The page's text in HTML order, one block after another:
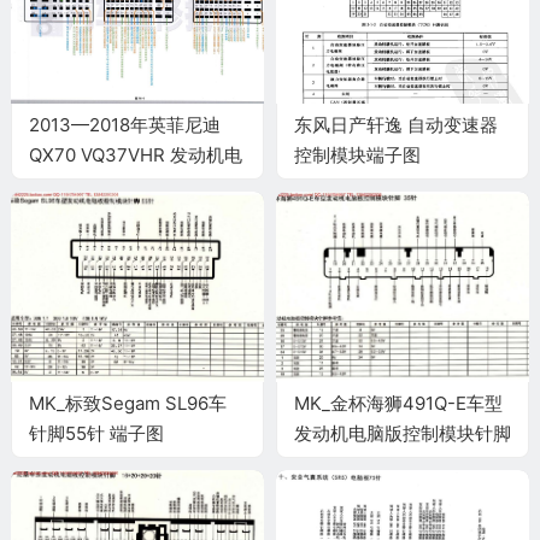
2013—2018年英菲尼迪
QX70 VQ37VHR 发动机电
东风日产轩逸 自动变速器
控制模块端子图
MK_标致Segam SL96车
针脚55针 端子图
MK_金杯海狮491Q-E车型
发动机电脑版控制模块针脚